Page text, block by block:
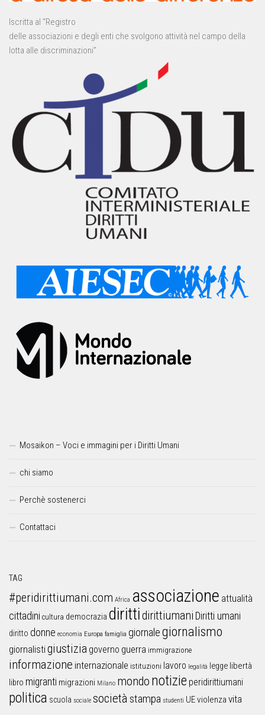
Iscritta al “Registro
delle associazioni e degli enti che svolgono attività nel campo della
lotta alle discriminazioni”
Mosaikon – Voci e immagini per i Diritti Umani
chi siamo
Perchè sostenerci
Contattaci
TAG
#peridirittiumani.com Africa associazione attualità
cittadini cultura democrazia dirittidirittiumani Diritti umani
diritto donne economia Europa famiglia giornalegiornalismo
giornalistigiustizia governo guerra immigrazione
informazione internazionale istituzioni lavoro legalità legge libertà
libro migranti migrazioni Milano mondo notizie peridirittiumani
politica scuola sociale società stampa studenti UEviolenza vita